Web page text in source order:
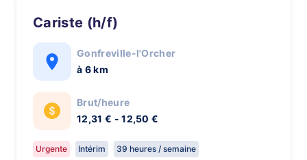
Cariste (h/f)
Gonfreville-l'Orcher
à 6 km
Brut/heure
12,31 € - 12,50 €
Urgente Intérim
39 heures / semaine